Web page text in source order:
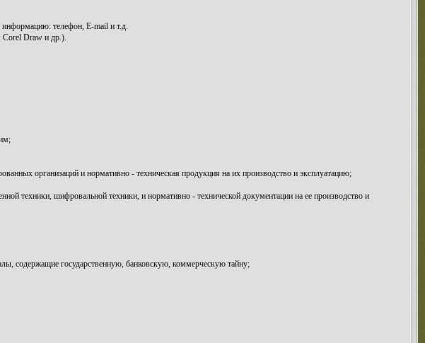
телефон, E-mail и т.д.
Corel Draw и др.).
организаций и нормативно - техническая продукция на их производство и эксплуатацию;
техники, шифровальной техники, и нормативно - технической документации на ее производство и
содержащие государственную, банковскую, коммерческую тайну;